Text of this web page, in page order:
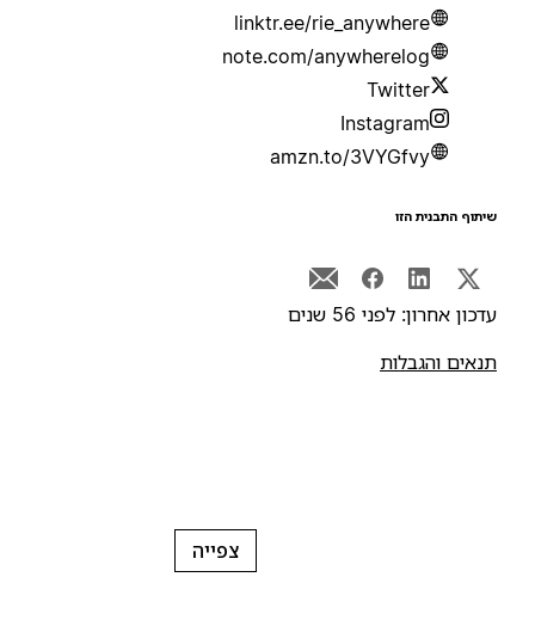
linktr.ee/rie_anywhere
note.com/anywherelog
Twitter
Instagram
amzn.to/3VYGfvy
התבנית הזו
אחרון: לפני 56 שנים
והגבלות
צפייה